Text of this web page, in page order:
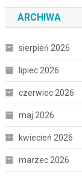
ARCHIWA
sierpień 2026
lipiec 2026
czerwiec 2026
maj 2026
kwiecień 2026
marzec 2026